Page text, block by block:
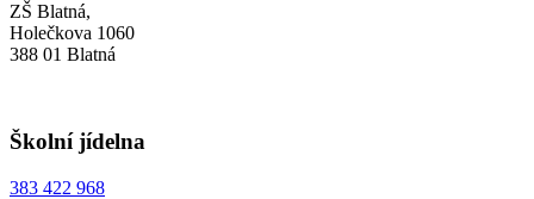
ZŠ Blatná,
Holečkova 1060
388 01 Blatná
Školní jídelna
383 422 968